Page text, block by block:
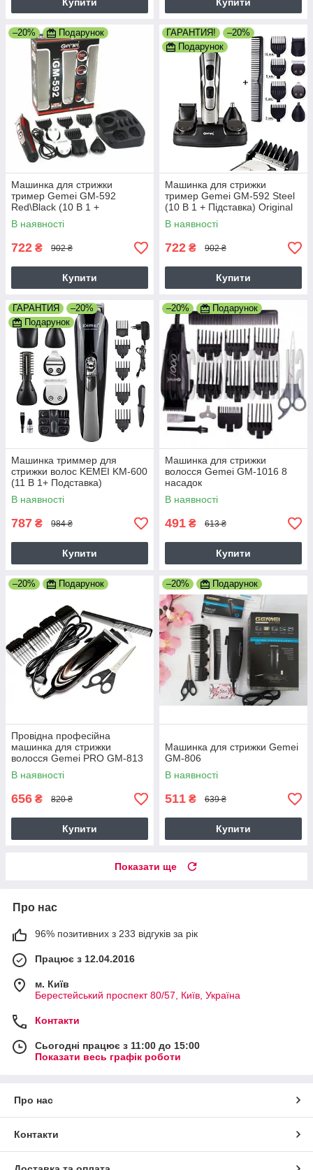
Купити Купити
–20% Подарунок
Машинка для стрижки
тример Gemei GM-592
Red\Black (10 В 1 +
Підставка) Original
В наявності
722 ₴ 902 ₴
Купити
ГАРАНТИЯ!
–20%
Подарунок
Машинка для стрижки
тример Gemei GM-592 Steel
(10 В 1 + Підставка) Original
В наявності
722 ₴ 902 ₴
Купити
ГАРАНТИЯ
–20%
Подарунок
Машинка триммер для
стрижки волос KEMEI KM-600
(11 В 1+ Подставка)
В наявності
787 ₴ 984 ₴
Купити
–20% Подарунок
Машинка для стрижки
волосся Gemei GM-1016 8
насадок
В наявності
491 ₴ 613 ₴
Купити
–20% Подарунок
Провідна професійна
машинка для стрижки
волосся Gemei PRO GM-813
Original
В наявності
656 ₴ 820 ₴
Купити
–20% Подарунок
Машинка для стрижки Gemei
GM-806
В наявності
511 ₴ 639 ₴
Купити
Показати ще
Про нас
96% позитивних з 233 відгуків за рік
Працює з 12.04.2016
м. Київ
Берестейський проспект 80/57, Київ, Україна
Контакти
Сьогодні працює з 11:00 до 15:00
Показати весь графік роботи
Про нас
Контакти